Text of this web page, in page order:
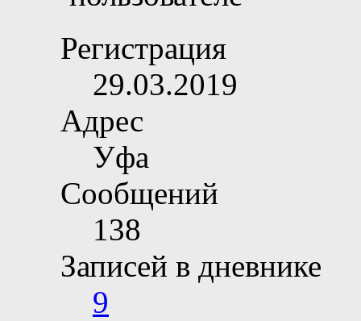
Регистрация
29.03.2019
Адрес
Уфа
Сообщений
138
Записей в дневнике
9